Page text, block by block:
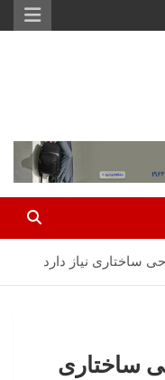
ساختاری نیاز دارد
ساختاری